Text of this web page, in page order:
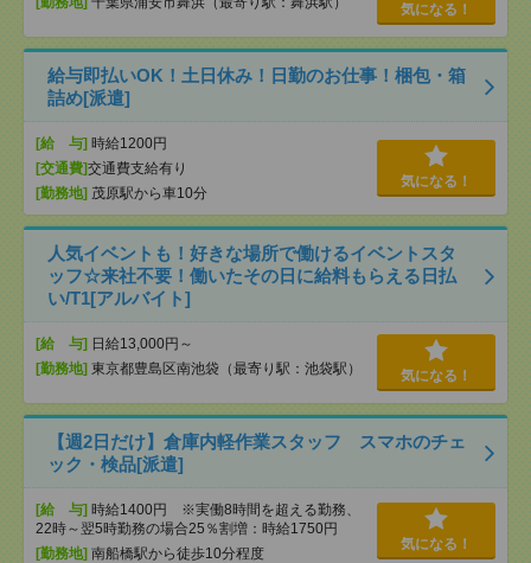
気になる！
給与即払いOK！土日休み！日勤のお仕事！梱包・箱
詰め[派遣]
[給 与] 時給1200円
[交通費]交通費支給有り
[勤務地] 茂原駅から車10分
気になる！
人気イベントも！好きな場所で働けるイベントスタ
ッフ☆来社不要！働いたその日に給料もらえる日払
い/T1[アルバイト]
[給 与] 日給13,000円～
[勤務地] 東京都豊島区南池袋（最寄り駅：池袋駅） 気になる！
【週2日だけ】倉庫内軽作業スタッフ スマホのチェ
ック・検品[派遣]
[給 与] 時給1400円 ※実働8時間を超える勤務、
22時～翌5時勤務の場合25％割増：時給1750円
[勤務地] 南船橋駅から徒歩10分程度
気になる！